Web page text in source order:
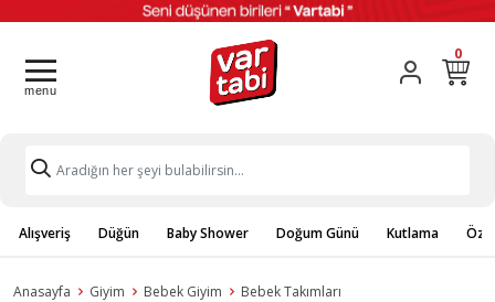
0
Alışveriş Düğün Baby Shower Doğum Günü Kutlama
Anasayfa Giyim Bebek Giyim Bebek Takımları